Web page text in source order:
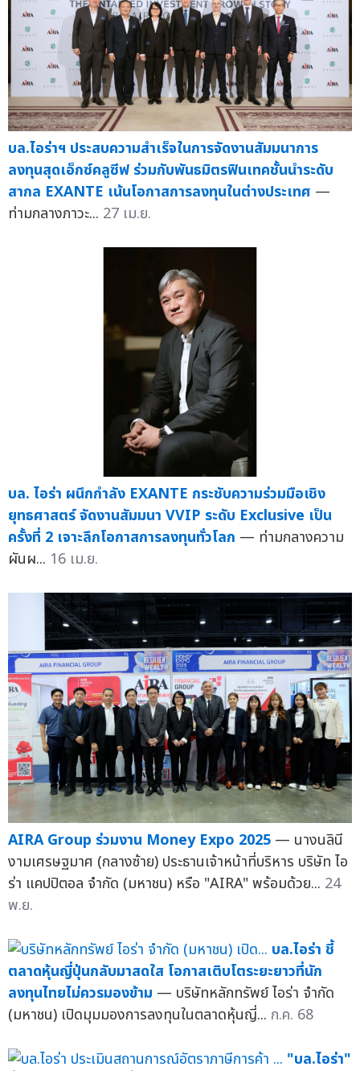
บล.ไอร่าฯ ประสบความสำเร็จในการจัดงานสัมมนาการ
ลงทุนสุดเอ็กซ์คลูซีฟ ร่วมกับพันธมิตรฟินเทคชั้นนำระดับ
สากล EXANTE เน้นโอกาสการลงทุนในต่างประเทศ —
ท่ามกลางภาวะ... 27 เม.ย.
บล. ไอร่า ผนึกกำลัง EXANTE กระชับความร่วมมือเชิง
ยุทธศาสตร์ จัดงานสัมมนา VVIP ระดับ Exclusive เป็น
ครั้งที่ 2 เจาะลึกโอกาสการลงทุนทั่วโลก — ท่ามกลางความ
ผันผ... 16 เม.ย.
AIRA Group ร่วมงาน Money Expo 2025 — นางนลินี
งามเศรษฐมาศ (กลางซ้าย) ประธานเจ้าหน้าที่บริหาร บริษัท ไอ
ร่า แคปปิตอล จำกัด (มหาชน) หรือ "AIRA" พร้อมด้วย... 24
พ.ย.
บล.ไอร่า ชี้
ตลาดหุ้นญี่ปุ่นกลับมาสดใส โอกาสเติบโตระยะยาวที่นัก
ลงทุนไทยไม่ควรมองข้าม — บริษัทหลักทรัพย์ ไอร่า จำกัด
(มหาชน) เปิดมุมมองการลงทุนในตลาดหุ้นญี่... ก.ค. 68
"บล.ไอร่า"